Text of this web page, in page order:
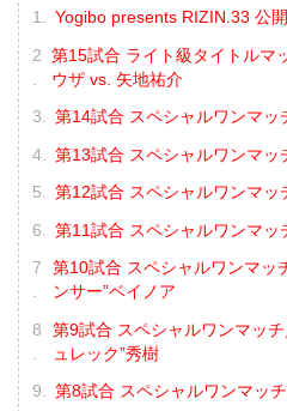
Yogibo presents RIZIN.33 公開
第15試合 ライト級タイトルマ
ウザ vs. 矢地祐介
第14試合 スペシャルワンマッ
第13試合 スペシャルワンマ
第12試合 スペシャルワンマッ
第11試合 スペシャルワンマ
第10試合 スペシャルワンマッ
ンサー”ベイノア
第9試合 スペシャルワンマッ
ュレック”秀樹
第8試合 スペシャルワンマッ